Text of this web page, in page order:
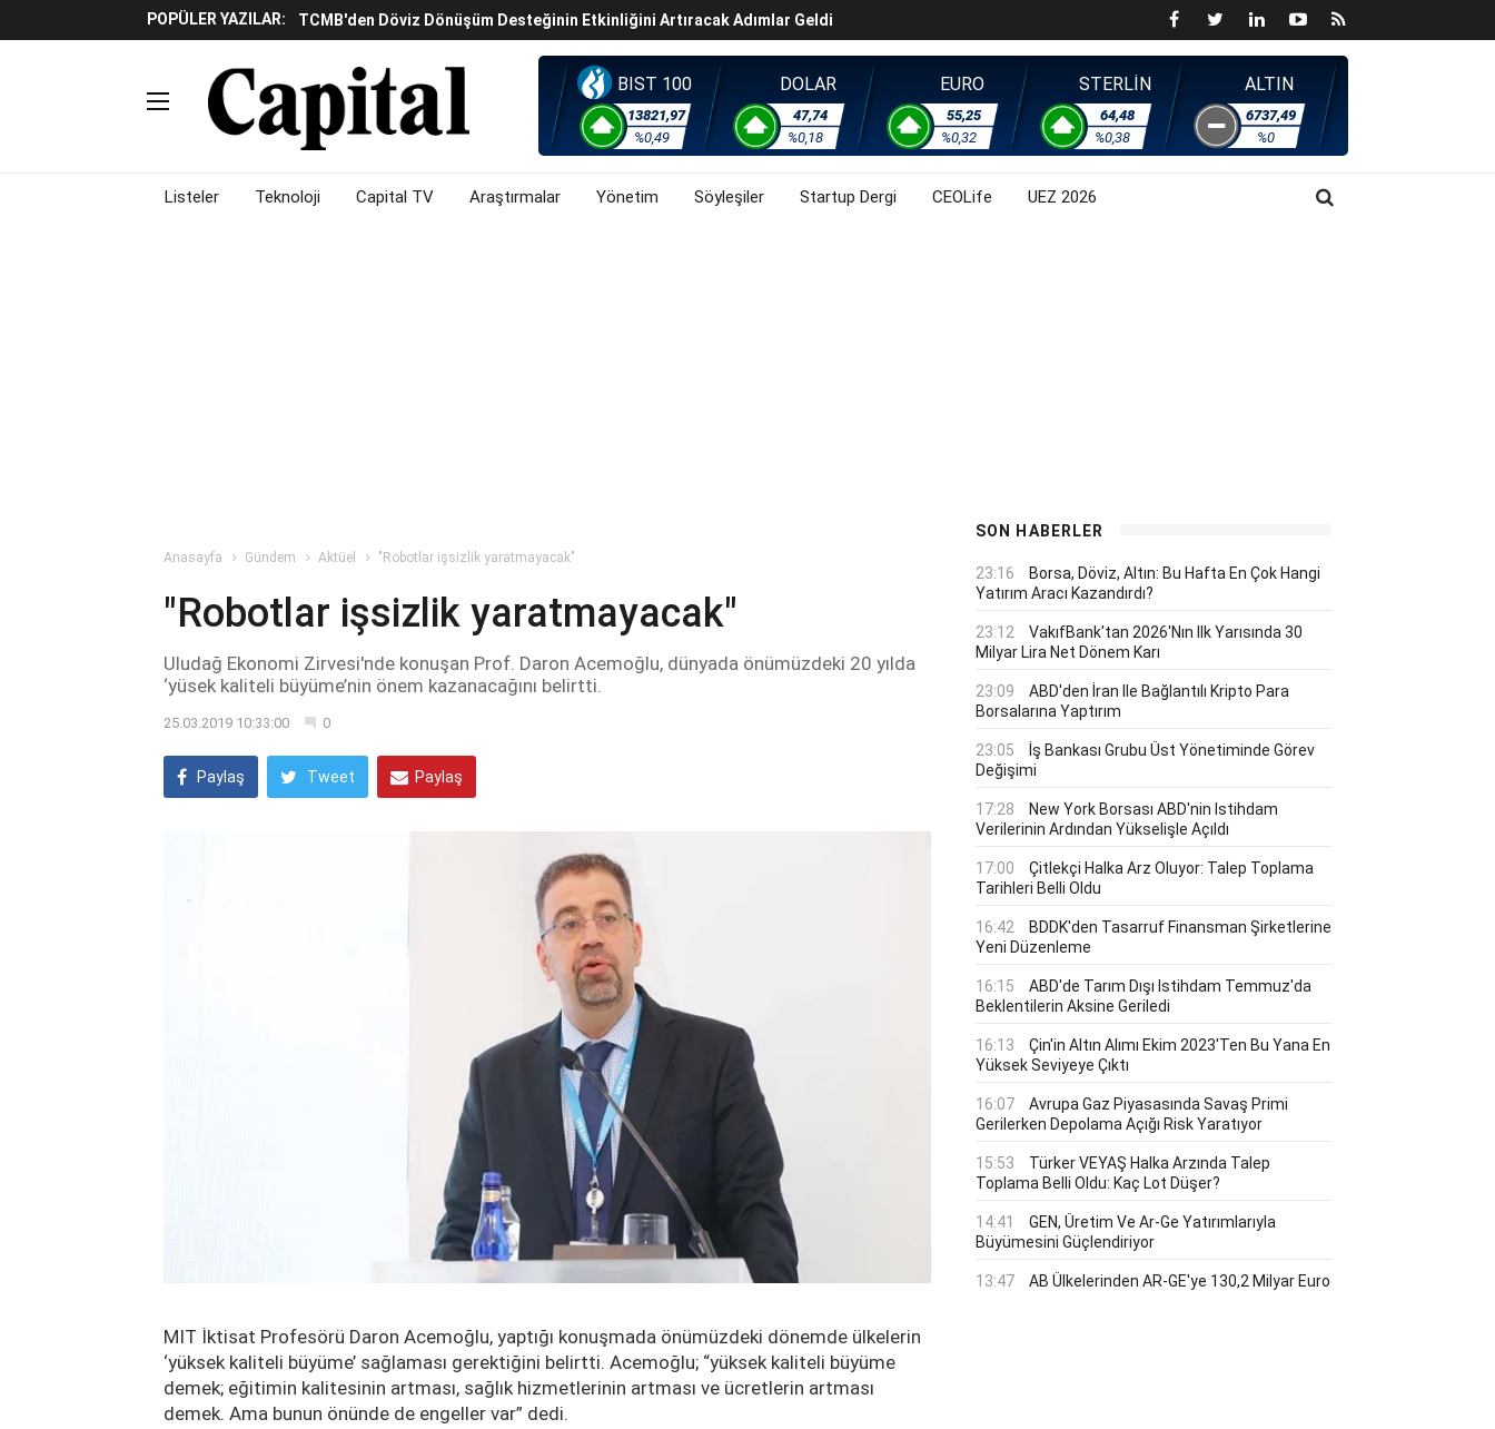
POPÜLER YAZILAR:
TCMB'den Döviz Dönüşüm Desteğinin Etkinliğini Artıracak Adımlar Geldi
Katılım Bankaları Yılın Ilk Yarısında 119,5 Milyar Liralık Sukuk Ihraç Etti
Küresel Piyasalarda Gelecek Hafta Gözler ABD'de Açıklanacak Tarım Dışı Istihdam
Verisine Çevrildi
Altınay Savunma Grubu C-Level Üst Yönetim Yapılanmasına Geçti
Çalışma Alanları Konser Sahnesine Dönüşüyor
BIST 100
13821,97
%0,49
DOLAR
47,74
%0,18
EURO
55,25
%0,32
STERLİN
64,48
%0,38
ALTIN
6737,49
%0
Listeler Teknoloji Capital TV Araştırmalar Yönetim Söyleşiler Startup Dergi CEOLife UEZ 2026
Anasayfa Gündem Aktüel "Robotlar işsizlik yaratmayacak"
"Robotlar işsizlik yaratmayacak"
Uludağ Ekonomi Zirvesi'nde konuşan Prof. Daron Acemoğlu, dünyada önümüzdeki 20 yılda
‘yüsek kaliteli büyüme’nin önem kazanacağını belirtti.
25.03.2019 10:33:00 0
Paylaş Tweet Paylaş
MIT İktisat Profesörü Daron Acemoğlu, yaptığı konuşmada önümüzdeki dönemde ülkelerin
‘yüksek kaliteli büyüme’ sağlaması gerektiğini belirtti. Acemoğlu; “yüksek kaliteli büyüme
demek; eğitimin kalitesinin artması, sağlık hizmetlerinin artması ve ücretlerin artması
demek. Ama bunun önünde de engeller var” dedi.
SON HABERLER
23:16
Borsa, Döviz, Altın: Bu Hafta En Çok Hangi
Yatırım Aracı Kazandırdı?
23:12
VakıfBank'tan 2026'nın Ilk Yarısında 30
Milyar Lira Net Dönem Karı
23:09
ABD'den İran Ile Bağlantılı Kripto Para
Borsalarına Yaptırım
23:05
İş Bankası Grubu Üst Yönetiminde Görev
Değişimi
17:28
New York Borsası ABD'nin Istihdam
Verilerinin Ardından Yükselişle Açıldı
17:00
Çitlekçi Halka Arz Oluyor: Talep Toplama
Tarihleri Belli Oldu
16:42
BDDK'den Tasarruf Finansman Şirketlerine
Yeni Düzenleme
16:15
ABD'de Tarım Dışı Istihdam Temmuz'da
Beklentilerin Aksine Geriledi
16:13
Çin'in Altın Alımı Ekim 2023'ten Bu Yana En
Yüksek Seviyeye Çıktı
16:07
Avrupa Gaz Piyasasında Savaş Primi
Gerilerken Depolama Açığı Risk Yaratıyor
15:53
Türker VEYAŞ Halka Arzında Talep
Toplama Belli Oldu: Kaç Lot Düşer?
14:41
GEN, Üretim Ve Ar-Ge Yatırımlarıyla
Büyümesini Güçlendiriyor
13:47 AB Ülkelerinden AR-GE'ye 130,2 Milyar Euro